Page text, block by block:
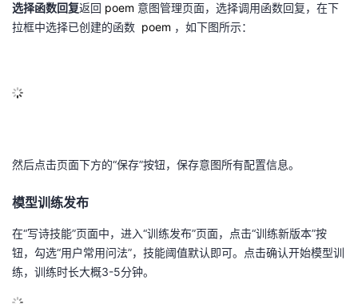
选择函数回复返回 poem 意图管理页面，选择调用函数回复，在下
拉框中选择已创建的函数 poem ，如下图所示：
然后点击页面下方的“保存”按钮，保存意图所有配置信息。
模型训练发布
在“写诗技能”页面中，进入“训练发布”页面，点击“训练新版本”按
钮，勾选“用户常用问法”，技能阈值默认即可。点击确认开始模型训
练，训练时长大概3-5分钟。